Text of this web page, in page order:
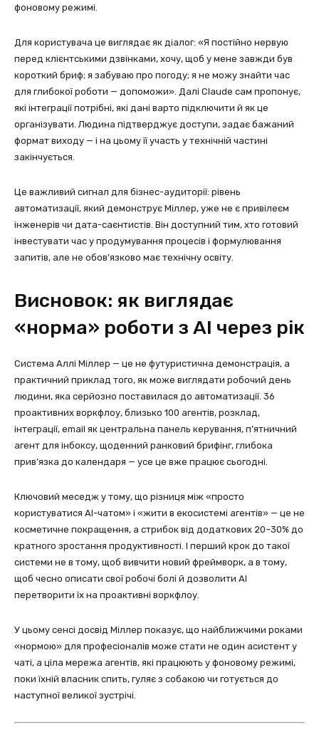
фоновому режимі.
Для користувача це виглядає як діалог: «Я постійно нервую
перед клієнтськими дзвінками, хочу, щоб у мене завжди був
короткий бриф; я забуваю про погоду; я не можу знайти час
для глибокої роботи — допоможи». Далі Claude сам пропонує,
які інтеграції потрібні, які дані варто підключити й як це
організувати. Людина підтверджує доступи, задає бажаний
формат виходу — і на цьому її участь у технічній частині
закінчується.
Це важливий сигнал для бізнес-аудиторії: рівень
автоматизації, який демонструє Міллер, уже не є привілеєм
інженерів чи дата-саєнтистів. Він доступний тим, хто готовий
інвестувати час у продумування процесів і формулювання
запитів, але не обов’язково має технічну освіту.
Висновок: як виглядає
«норма» роботи з AI через рік
Система Аллі Міллер — це не футуристична демонстрація, а
практичний приклад того, як може виглядати робочий день
людини, яка серйозно поставилася до автоматизації. 36
проактивних воркфлоу, близько 100 агентів, розклад,
інтеграції, email як центральна панель керування, п’ятничний
агент для інбоксу, щоденний ранковий брифінг, глибока
прив’язка до календаря — усе це вже працює сьогодні.
Ключовий меседж у тому, що різниця між «просто
користуватися AI-чатом» і «жити в екосистемі агентів» — це не
косметичне покращення, а стрибок від додаткових 20–30% до
кратного зростання продуктивності. І перший крок до такої
системи не в тому, щоб вивчити новий фреймворк, а в тому,
щоб чесно описати свої робочі болі й дозволити AI
перетворити їх на проактивні воркфлоу.
У цьому сенсі досвід Міллер показує, що найближчими роками
«нормою» для професіоналів може стати не один асистент у
чаті, а ціла мережа агентів, які працюють у фоновому режимі,
поки їхній власник спить, гуляє з собакою чи готується до
наступної великої зустрічі.